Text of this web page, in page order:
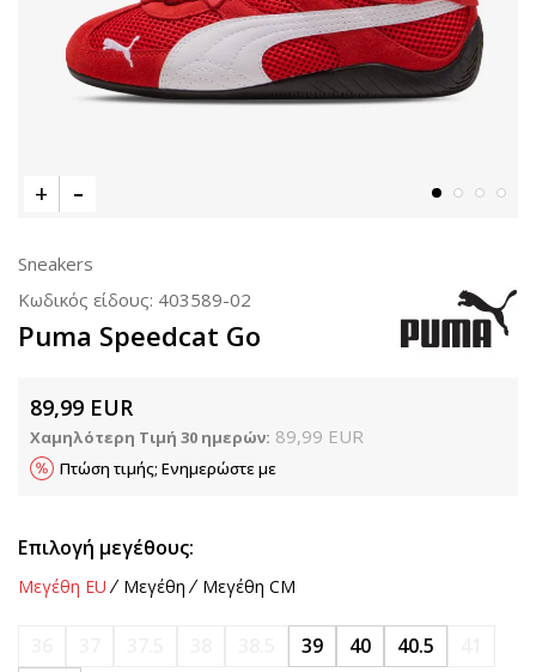
Sneakers
Κωδικός είδους: 403589-02
Puma Speedcat Go
89,99 EUR
Χαμηλότερη Τιμή 30 ημερών: 89,99 EUR
Πτώση τιμής; Ενημερώστε με
Επιλογή μεγέθους:
Μεγέθη EU Μεγέθη Μεγέθη CM
39 40 40.5